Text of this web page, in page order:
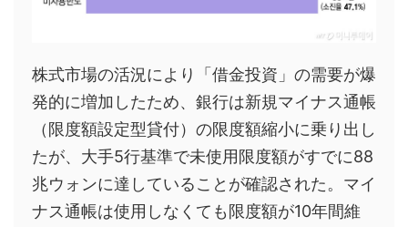
株式市場の活況により「借金投資」の需要が爆
発的に増加したため、銀行は新規マイナス通帳
（限度額設定型貸付）の限度額縮小に乗り出し
たが、大手5行基準で未使用限度額がすでに88
兆ウォンに達していることが確認された。マイ
ナス通帳は使用しなくても限度額が10年間維